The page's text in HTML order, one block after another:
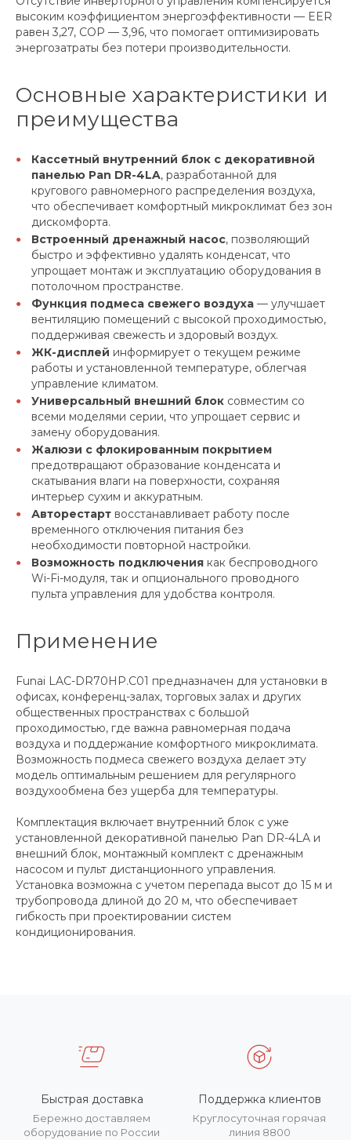
высоким коэффициентом энергоэффективности — EER
равен 3,27, COP — 3,96, что помогает оптимизировать
энергозатраты без потери производительности.
Основные характеристики и
преимущества
Кассетный внутренний блок с декоративной
панелью Pan DR-4LA, разработанной для
кругового равномерного распределения воздуха,
что обеспечивает комфортный микроклимат без зон
дискомфорта.
Встроенный дренажный насос, позволяющий
быстро и эффективно удалять конденсат, что
упрощает монтаж и эксплуатацию оборудования в
потолочном пространстве.
Функция подмеса свежего воздуха — улучшает
вентиляцию помещений с высокой проходимостью,
поддерживая свежесть и здоровый воздух.
ЖК-дисплей информирует о текущем режиме
работы и установленной температуре, облегчая
управление климатом.
Универсальный внешний блок совместим со
всеми моделями серии, что упрощает сервис и
замену оборудования.
Жалюзи с флокированным покрытием
предотвращают образование конденсата и
скатывания влаги на поверхности, сохраняя
интерьер сухим и аккуратным.
Авторестарт восстанавливает работу после
временного отключения питания без
необходимости повторной настройки.
Возможность подключения как беспроводного
Wi-Fi-модуля, так и опционального проводного
пульта управления для удобства контроля.
Применение
Funai LAC-DR70HP.C01 предназначен для установки в
офисах, конференц-залах, торговых залах и других
общественных пространствах с большой
проходимостью, где важна равномерная подача
воздуха и поддержание комфортного микроклимата.
Возможность подмеса свежего воздуха делает эту
модель оптимальным решением для регулярного
воздухообмена без ущерба для температуры.
Комплектация включает внутренний блок с уже
установленной декоративной панелью Pan DR-4LA и
внешний блок, монтажный комплект с дренажным
насосом и пульт дистанционного управления.
Установка возможна с учетом перепада высот до 15 м и
трубопровода длиной до 20 м, что обеспечивает
гибкость при проектировании систем
кондиционирования.
Быстрая доставка
Бережно доставляем
оборудование по России
Поддержка клиентов
Круглосуточная горячая
линия 8800